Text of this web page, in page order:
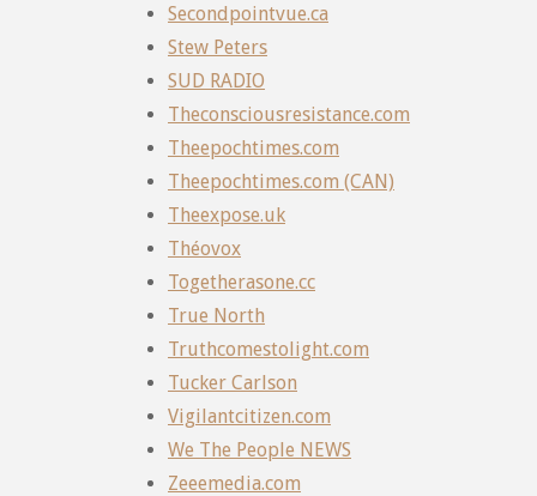
Secondpointvue.ca
Stew Peters
SUD RADIO
Theconsciousresistance.com
Theepochtimes.com
Theepochtimes.com (CAN)
Theexpose.uk
Théovox
Togetherasone.cc
True North
Truthcomestolight.com
Tucker Carlson
Vigilantcitizen.com
We The People NEWS
Zeeemedia.com